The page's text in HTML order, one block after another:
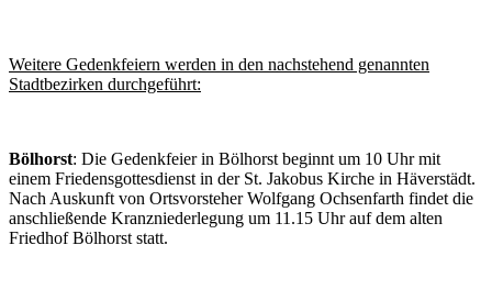
Weitere Gedenkfeiern werden in den nachstehend genannten
Stadtbezirken durchgeführt:
Bölhorst: Die Gedenkfeier in Bölhorst beginnt um 10 Uhr mit
einem Friedensgottesdienst in der St. Jakobus Kirche in Häverstädt.
Nach Auskunft von Ortsvorsteher Wolfgang Ochsenfarth findet die
anschließende Kranzniederlegung um 11.15 Uhr auf dem alten
Friedhof Bölhorst statt.